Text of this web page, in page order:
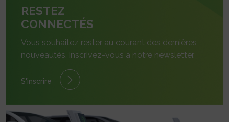
RESTEZ
CONNECTÉS
Vous souhaitez rester au courant des dernières
nouveautés, inscrivez-vous à notre newsletter.
S'inscrire